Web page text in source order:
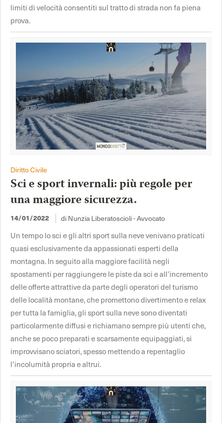
limiti di velocità consentiti sul tratto di strada non fa piena
prova.
Diritto Civile
Sci e sport invernali: più regole per
una maggiore sicurezza.
14/01/2022 di Nunzia Liberatoscioli - Avvocato
Un tempo lo sci e gli altri sport sulla neve venivano praticati
quasi esclusivamente da appassionati esperti della
montagna. In seguito alla maggiore facilità negli
spostamenti per raggiungere le piste da sci e all’incremento
delle offerte attrattive da parte degli operatori del turismo
delle località montane, che promettono divertimento e relax
per tutta la famiglia, gli sport sulla neve sono diventati
particolarmente diffusi e richiamano sempre più utenti che,
anche se poco preparati e scarsamente equipaggiati, si
improvvisano sciatori, spesso mettendo a repentaglio
l’incolumità propria e altrui.